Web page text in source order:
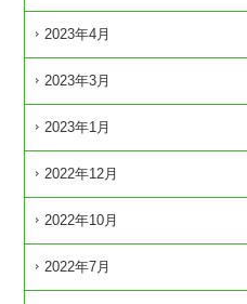
2023年4月
2023年3月
2023年1月
2022年12月
2022年10月
2022年7月